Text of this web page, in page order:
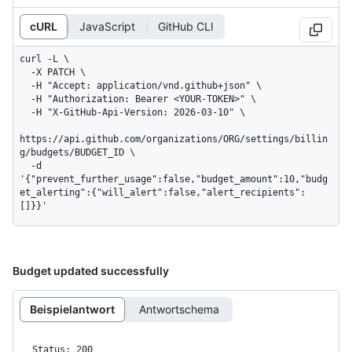
cURL JavaScript GitHub CLI
curl -L \
https://api.github.com/organizations/ORG/settings/billin
g/budgets/BUDGET_ID \
'{"prevent_further_usage":false,"budget_amount":10,"budg
et_alerting":{"will_alert":false,"alert_recipients":
[]}}'
Budget updated successfully
Beispielantwort Antwortschema
Status: 200